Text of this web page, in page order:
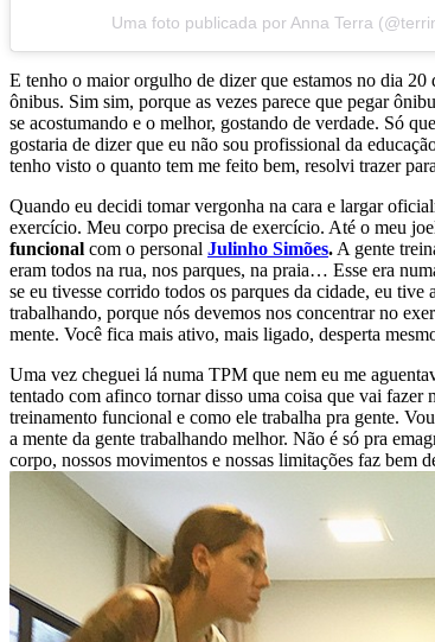
Uma foto publicada por Anna Terra
E tenho o maior orgulho de dizer que estamos no dia
ônibus. Sim sim, porque as vezes parece que pegar
se acostumando e o melhor, gostando de verdade. Só
gostaria de dizer que eu não sou profissional da
tenho visto o quanto tem me feito bem, resolvi trazer
Quando eu decidi tomar vergonha na cara e largar
exercício. Meu corpo precisa de exercício. Até o meu
funcional com o personal Julinho Simões. A gente
eram todos na rua, nos parques, na praia… Esse era
se eu tivesse corrido todos os parques da cidade, eu
trabalhando, porque nós devemos nos concentrar no
mente. Você fica mais ativo, mais ligado, desperta
Uma vez cheguei lá numa TPM que nem eu me
tentado com afinco tornar disso uma coisa que vai
treinamento funcional e como ele trabalha pra gente.
a mente da gente trabalhando melhor. Não é só pra
corpo, nossos movimentos e nossas limitações faz bem